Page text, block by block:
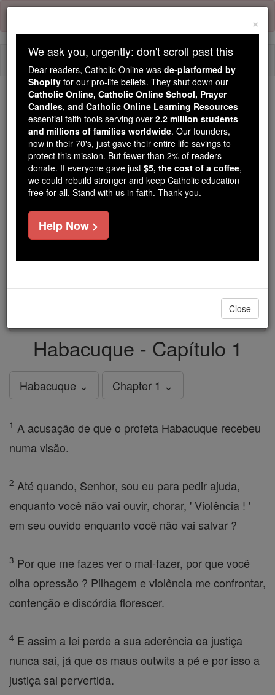
Skip
content
We ask you, urgently: don't scroll past this
Dear readers, Catholic Online
wasde-platformed by Shopify
for our pro-life beliefs. They
shut down ourCatholic
Online, Catholic Online School, Prayer Candles, and
tools serving over
families worldwide. Our founders, now in their 70's,
and keep Catholic education free for all. Stand with us
Habacuque - Capítulo 1
Habacuque ⌄ Chapter 1 ⌄
1 A acusação de que o profeta Habacuque recebeu
numa visão.
2 Até quando, Senhor, sou eu para pedir ajuda,
enquanto você não vai ouvir, chorar, ' Violência ! '
em seu ouvido enquanto você não vai salvar ?
3 Por que me fazes ver o mal-fazer, por que você
olha opressão ? Pilhagem e violência me confrontar,
contenção e discórdia florescer.
4 E assim a lei perde a sua aderência ea justiça
nunca sai, já que os maus outwits a pé e por isso a
justiça sai pervertida.
×
We ask you, urgently: don't scroll past this
Dear readers, Catholic Online was de-platformed by
Shopify for our pro-life beliefs. They shut down our
Catholic Online, Catholic Online School, Prayer
Candles, and Catholic Online Learning Resources
essential faith tools serving over 2.2 million students
and millions of families worldwide. Our founders,
now in their 70's, just gave their entire life savings to
protect this mission. But fewer than 2% of readers
donate. If everyone gave just $5, the cost of a coffee,
we could rebuild stronger and keep Catholic education
free for all. Stand with us in faith. Thank you.
Help Now >
Close